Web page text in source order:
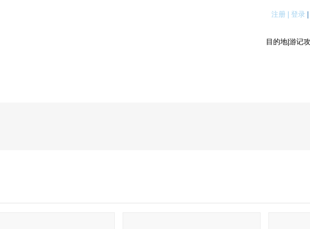
注册 登录